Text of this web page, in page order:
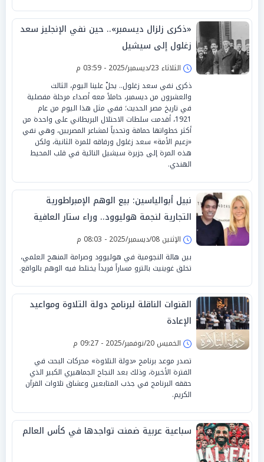
«ذكرى زلزال ديسمبر».. حين نفي الإنجليز سعد
زغلول إلى سيشيل
الثلاثاء 23/ديسمبر/2025 - 03:59 م
ذكرى نفي سعد زغلول.. يحلّ علينا اليوم، الثالث
والعشرون من ديسمبر، حاملاً معه أصداء مرحلة مفصلية
في تاريخ مصر الحديث؛ ففي مثل هذا اليوم من عام
1921، أقدمت سلطات الاحتلال البريطاني على واحدة من
أكثر خطواتها حماقة وتحدياً لمشاعر المصريين، وهي نفي
«زعيم الأمة» سعد زغلول ورفاقه للمرة الثانية، ولكن
هذه المرة إلى جزيرة سيشيل النائية في قلب المحيط
الهندي.
نبيل أبوالياسين: بيع الوهم الإمبراطورية
التجارية لنجمة هوليوود.. وراء ستار العافية
الإثنين 08/ديسمبر/2025 - 08:03 م
بين هالة النجومية في هوليوود وصرامة المنهج العلمي،
تخلق غوينيث بالترو مساراً فريداً يختلط فيه الوهم بالواقع.
القنوات الناقلة لبرنامج دولة التلاوة ومواعيد
الإعادة
الخميس 20/نوفمبر/2025 - 09:27 م
تصدر موعد برنامج «دولة التلاوة» محركات البحث في
الفترة الأخيرة، وذلك بعد النجاح الجماهيري الكبير الذي
حققه البرنامج في جذب المتابعين وعشاق تلاوات القرآن
الكريم.
سباعية عربية ضمنت تواجدها في كأس العالم